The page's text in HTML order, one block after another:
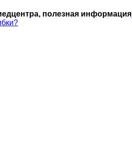
полезная информация